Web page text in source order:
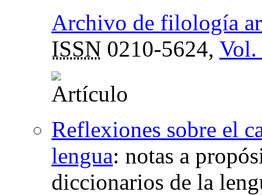
Archivo de filología
ISSN 0210-5624, Vol.
Reflexiones sobre el
lengua: notas a
diccionarios de la